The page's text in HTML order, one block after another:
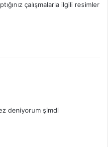
çalışmalarla ilgili resimler
deniyorum şimdi